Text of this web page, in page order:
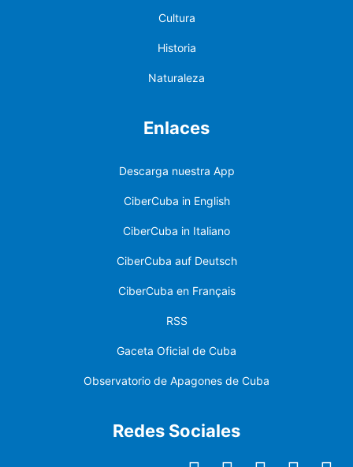
Cultura
Historia
Naturaleza
Enlaces
Descarga nuestra App
CiberCuba in English
CiberCuba in Italiano
CiberCuba auf Deutsch
CiberCuba en Français
RSS
Gaceta Oficial de Cuba
Observatorio de Apagones de Cuba
Redes Sociales